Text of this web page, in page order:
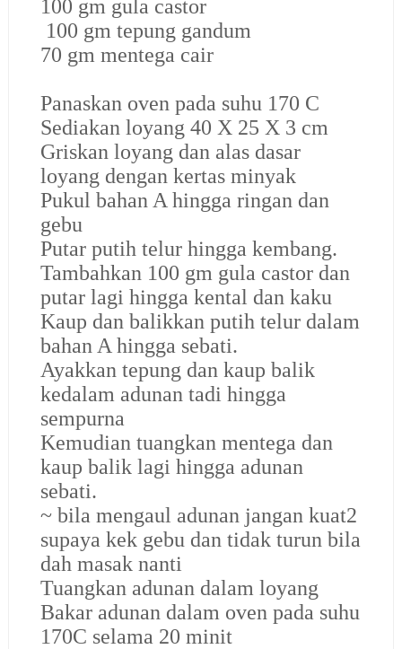
100 gm gula castor
100 gm tepung gandum
70 gm mentega cair
Panaskan oven pada suhu 170 C
Sediakan loyang 40 X 25 X 3 cm
Griskan loyang dan alas dasar
loyang dengan kertas minyak
Pukul bahan A hingga ringan dan
gebu
Putar putih telur hingga kembang.
Tambahkan 100 gm gula castor dan
putar lagi hingga kental dan kaku
Kaup dan balikkan putih telur dalam
bahan A hingga sebati.
Ayakkan tepung dan kaup balik
kedalam adunan tadi hingga
sempurna
Kemudian tuangkan mentega dan
kaup balik lagi hingga adunan
sebati.
~ bila mengaul adunan jangan kuat2
supaya kek gebu dan tidak turun bila
dah masak nanti
Tuangkan adunan dalam loyang
Bakar adunan dalam oven pada suhu
170C selama 20 minit